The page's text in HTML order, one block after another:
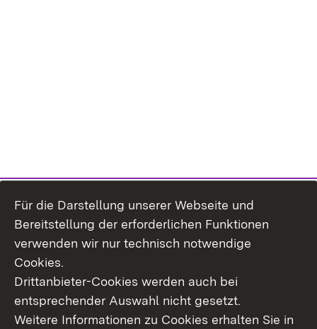
Für die Darstellung unserer Webseite und
Bereitstellung der erforderlichen Funktionen
verwenden wir nur technisch notwendige
Cookies.
Drittanbieter-Cookies werden auch bei
entsprechender Auswahl nicht gesetzt.
Weitere Informationen zu Cookies erhalten Sie in